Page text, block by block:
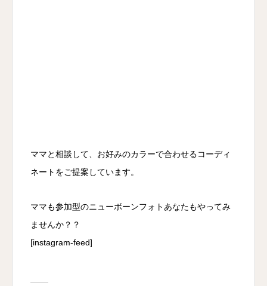
ママと相談して、お好みのカラーで合わせるコーディ
ネートをご提案しています。
ママも参加型のニューボーンフォトあなたもやってみ
ませんか？？
[instagram-feed]